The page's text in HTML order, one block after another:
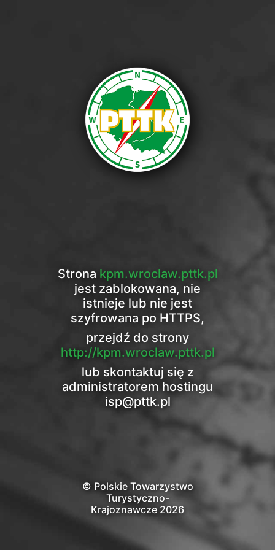
Strona kpm.wroclaw.pttk.pl
jest zablokowana, nie
istnieje lub nie jest
szyfrowana po HTTPS,
przejdź do strony
http://kpm.wroclaw.pttk.pl
lub skontaktuj się z
administratorem hostingu
isp@pttk.pl
© Polskie Towarzystwo
Turystyczno-
Krajoznawcze 2026